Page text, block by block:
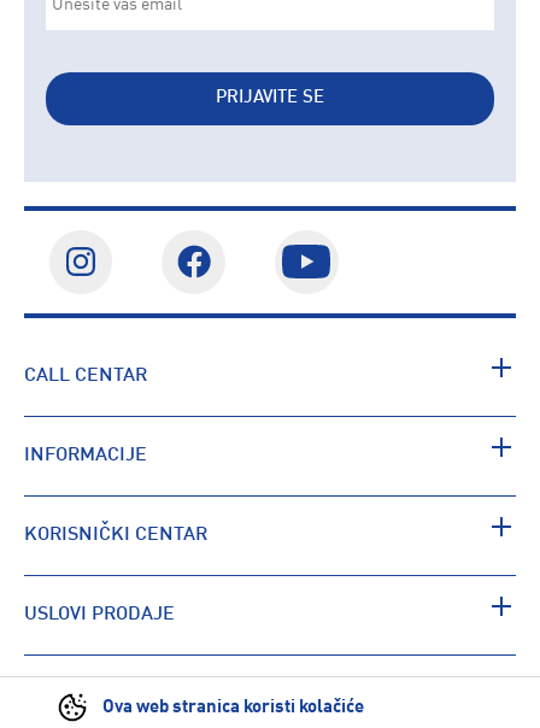
Ova web stranica koristi kolačiće
PRIJAVITE SE
CALL CENTAR
INFORMACIJE
KORISNIČKI CENTAR
USLOVI PRODAJE
PRONAĐI RADNJU